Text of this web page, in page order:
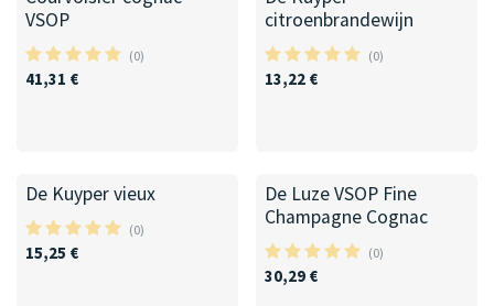
VSOP
(0)
41,31 €
citroenbrandewijn
(0)
13,22€
De Kuyper vieux
(0)
15,25 €
De Luze VSOP Fine
Champagne Cognac
(0)
30,29€